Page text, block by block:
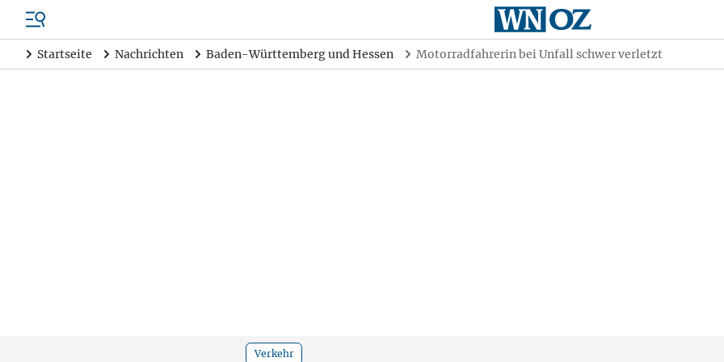
Startseite Nachrichten Baden-Württemberg und Hessen Motorradfahrerin bei Unfall schwer verletzt
Verkehr